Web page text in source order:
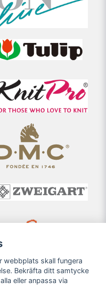
webbplats skall fungera
Bekräfta ditt samtycke
eller anpassa via